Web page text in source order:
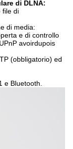
di DLNA:
file di
di media:
e di controllo
avoirdupois
(obbligatorio) ed
e Bluetooth.